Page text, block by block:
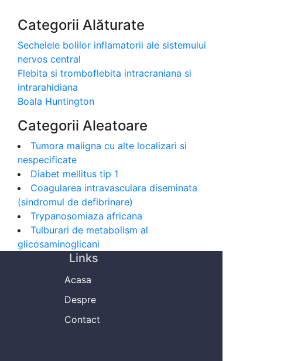
Categorii Alăturate
Sechelele bolilor inflamatorii ale sistemului
nervos central
Flebita si tromboflebita intracraniana si
intrarahidiana
Boala Huntington
Categorii Aleatoare
Tumora maligna cu alte localizari si
nespecificate
Diabet mellitus tip 1
Coagularea intravasculara diseminata
(sindromul de defibrinare)
Trypanosomiaza africana
Tulburari de metabolism al
glicosaminoglicani
Links
Acasa
Despre
Contact